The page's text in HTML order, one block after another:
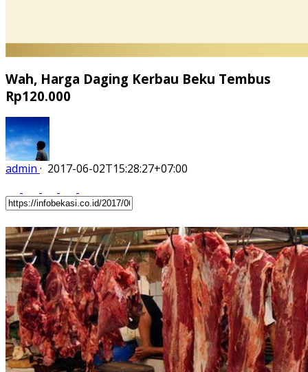
Wah, Harga Daging Kerbau Beku Tembus
Rp120.000
admin · 2017-06-02T15:28:27+07:00